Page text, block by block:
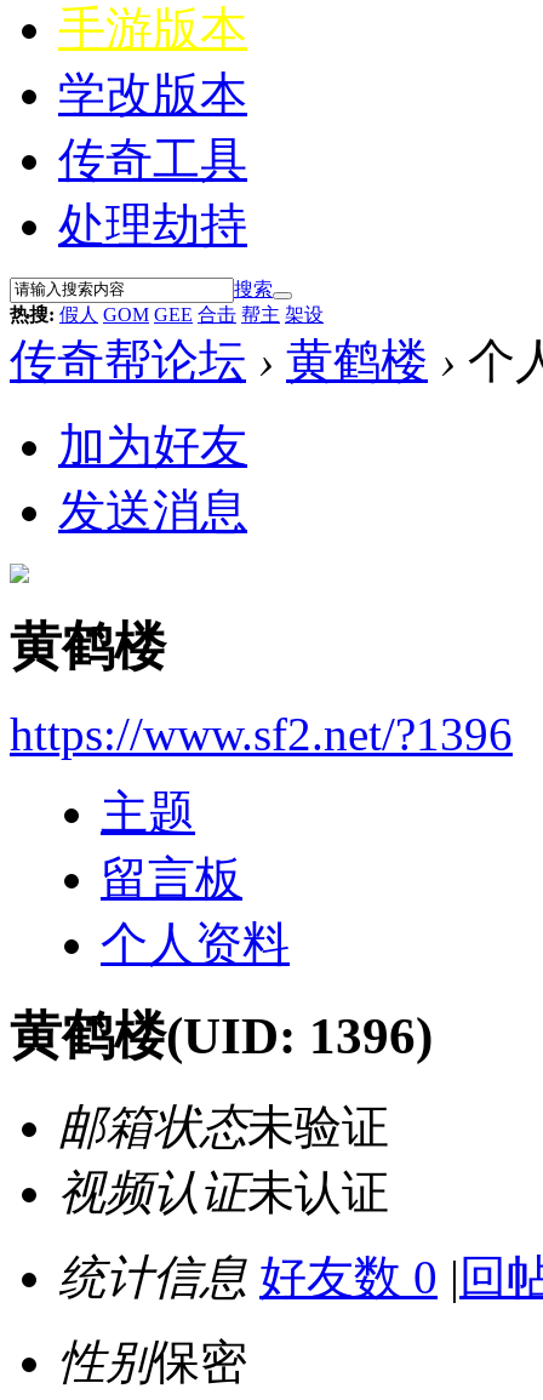
手游版本
学改版本
传奇工具
处理劫持
搜索
热搜: 假人 GOM GEE 合击 帮主 架设
传奇帮论坛 › 黄鹤楼 › 个
加为好友
发送消息
黄鹤楼
https://www.sf2.net/?1396
主题
留言板
个人资料
黄鹤楼(UID: 1396)
邮箱状态未验证
视频认证未认证
统计信息 好友数 0 | 回
性别保密